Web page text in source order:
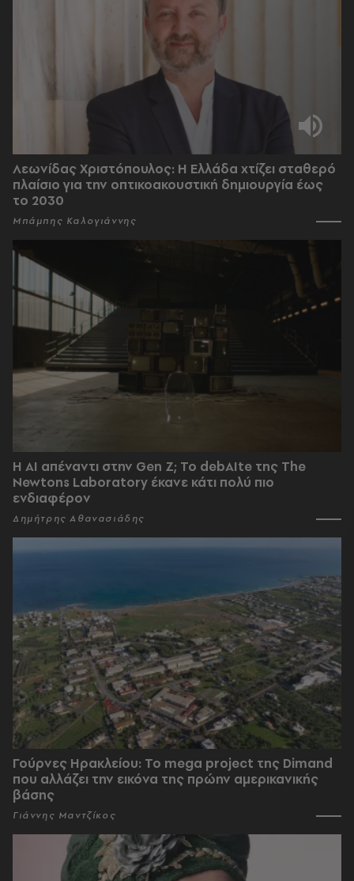
Λεωνίδας Χριστόπουλος: Η Ελλάδα χτίζει σταθερό
πλαίσιο για την οπτικοακουστική δημιουργία έως
το 2030
Μπάμπης Καλογιάννης
Η AI απέναντι στην Gen Z; Το debAIte της The
Newtons Laboratory έκανε κάτι πολύ πιο
ενδιαφέρον
Δημήτρης Αθανασιάδης
Γούρνες Ηρακλείου: To mega project της Dimand
που αλλάζει την εικόνα της πρώην αμερικανικής
βάσης
Γιάννης Μαντζίκος